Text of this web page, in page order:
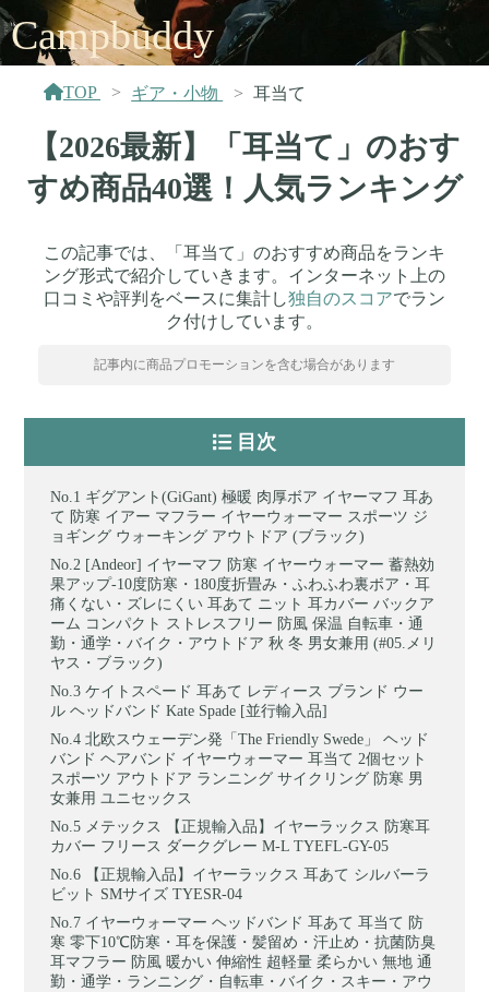
Campbuddy
TOP ギア・小物 耳当て
【2026最新】「耳当て」のおす
すめ商品40選！人気ランキング
この記事では、「耳当て」のおすすめ商品をランキ
ング形式で紹介していきます。インターネット上の
口コミや評判をベースに集計し独自のスコアでラン
ク付けしています。
記事内に商品プロモーションを含む場合があります
目次
ギグアント(GiGant) 極暖 肉厚ボア イヤーマフ 耳あ
て 防寒 イアー マフラー イヤーウォーマー スポーツ ジ
ョギング ウォーキング アウトドア (ブラック)
[Andeor] イヤーマフ 防寒 イヤーウォーマー 蓄熱効
果アップ-10度防寒・180度折畳み・ふわふわ裏ボア・耳
痛くない・ズレにくい 耳あて ニット 耳カバー バックア
ーム コンパクト ストレスフリー 防風 保温 自転車・通
勤・通学・バイク・アウトドア 秋 冬 男女兼用 (#05.メリ
ヤス・ブラック)
ケイトスペード 耳あて レディース ブランド ウー
ル ヘッドバンド Kate Spade [並行輸入品]
北欧スウェーデン発「The Friendly Swede」 ヘッド
バンド ヘアバンド イヤーウォーマー 耳当て 2個セット
スポーツ アウトドア ランニング サイクリング 防寒 男
女兼用 ユニセックス
メテックス 【正規輸入品】イヤーラックス 防寒耳
カバー フリース ダークグレー M-L TYEFL-GY-05
【正規輸入品】イヤーラックス 耳あて シルバーラ
ビット SMサイズ TYESR-04
イヤーウォーマー ヘッドバンド 耳あて 耳当て 防
寒 零下10℃防寒・耳を保護・髪留め・汗止め・抗菌防臭
耳マフラー 防風 暖かい 伸縮性 超軽量 柔らかい 無地 通
勤・通学・ランニング・自転車・バイク・スキー・アウ